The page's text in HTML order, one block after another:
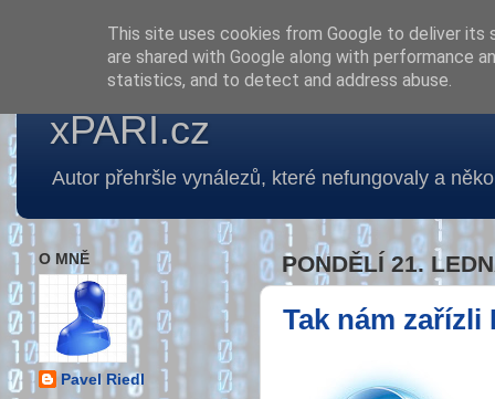
xPARI.cz
Autor přehršle vynálezů, které nefungovaly a
PONDĚLÍ 21.
Tak nám
O MNĚ
Pavel Riedl
This site uses cookies from Google to deliver its
are shared with Google along with performance
statistics, and to detect and address abuse.